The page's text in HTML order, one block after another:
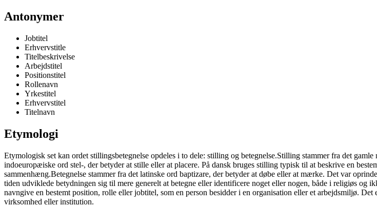
Antonymer
Jobtitel
Erhvervstitle
Titelbeskrivelse
Arbejdstitel
Positionstitel
Rollenavn
Yrkestitel
Erhvervstitel
Titelnavn
Etymologi
Etymologisk set kan ordet stillingsbetegnelse opdeles i to dele: stilling og betegnelse.Stilling stammer fra det
indoeuropæiske ord stel-, der betyder at stille eller at placere. På dansk bruges stilling typisk til at beskrive en
sammenhæng.Betegnelse stammer fra det latinske ord baptizare, der betyder at døbe eller at mærke. Det var
tiden udviklede betydningen sig til mere generelt at betegne eller identificere noget eller nogen, både i religiøs og
navngive en bestemt position, rolle eller jobtitel, som en person besidder i en organisation eller et arbejdsmiljø.
virksomhed eller institution.